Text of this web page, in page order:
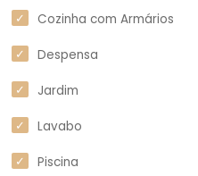
Cozinha com Armários
Despensa
Jardim
Lavabo
Piscina